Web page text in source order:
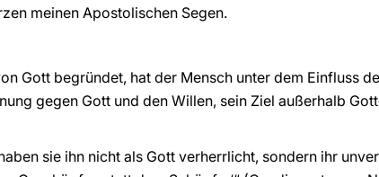
meinen Apostolischen Segen.
Gott begründet, hat der Mensch unter dem Einfluss
gegen Gott und den Willen, sein Ziel außerhalb
sie ihn nicht als Gott verherrlicht, sondern ihr